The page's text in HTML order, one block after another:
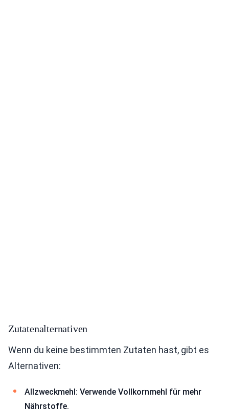
Zutatenalternativen
Wenn du keine bestimmten Zutaten hast, gibt es
Alternativen:
Allzweckmehl: Verwende Vollkornmehl für mehr
Nährstoffe.